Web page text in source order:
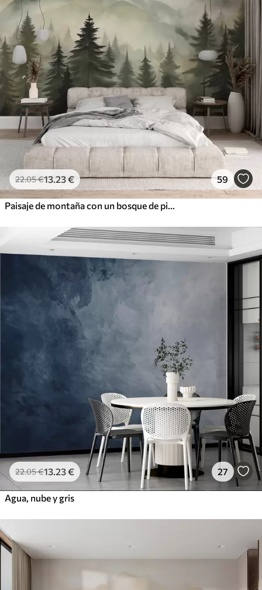
22.05€13 .23€ 59
22.05€13 .23€ 27
Agua, nube y gris